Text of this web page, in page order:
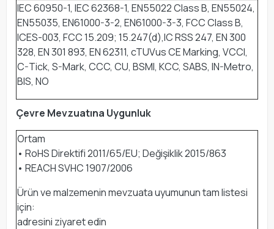
IEC 60950-1, IEC 62368-1, EN55022 Class B, EN55024,
EN55035, EN61000-3-2, EN61000-3-3, FCC Class B,
ICES-003, FCC 15.209; 15.247(d),IC RSS 247, EN 300
328, EN 301 893, EN 62311, cTUVus CE Marking, VCCI,
C-Tick, S-Mark, CCC, CU, BSMI, KCC, SABS, IN-Metro,
BIS, NO
Çevre Mevzuatına Uygunluk
Ortam
• RoHS Direktifi 2011/65/EU; Değişiklik 2015/863
• REACH SVHC 1907/2006
Ürün ve malzemenin mevzuata uyumunun tam listesi
için:
adresini ziyaret edin